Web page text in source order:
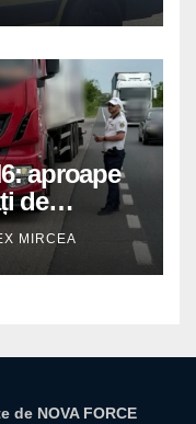
aproape
de
MIRCEA
NOVA FORCE